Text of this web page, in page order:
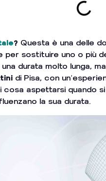
? Questa è una delle
per sostituire uno o più
durata molto lunga,
di Pisa, con
cosa aspettarsi quando
la sua durata.